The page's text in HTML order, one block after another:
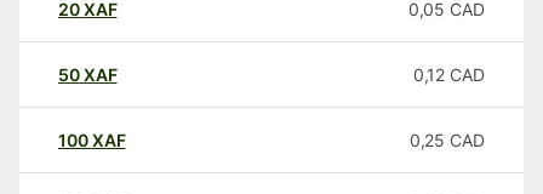
20XAF 0,05 CAD
50XAF 0,12 CAD
100XAF 0,25 CAD